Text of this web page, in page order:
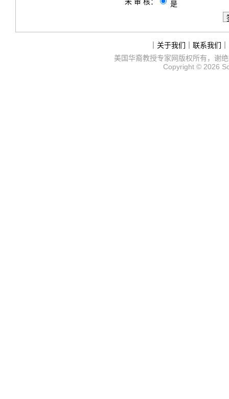
是
关于我们 联系我们
美国华裔教授专家网版权所有，谢
Copyright © 2026